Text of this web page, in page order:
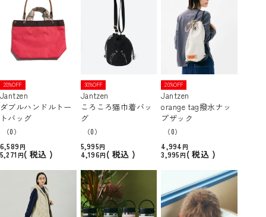
20%OFF
Jantzen
ダブルハンドルトー
トバッグ
（0）
6,589
5,271
税込
30%OFF
Jantzen
ころころ猫巾着バッ
グ
（0）
5,995
4,196
税込
20%OFF
Jantzen
orange tag撥水ナッ
プザック
（0）
4,994
3,995
税込